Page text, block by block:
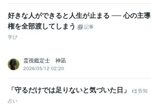
好きな人ができると人生が止まる ── 心の主導
権を全部渡してしまう
記事
学び
霊視鑑定士 神凪
2026/05/12 02:20
「守るだけでは足りないと気づいた日」
告知
占い